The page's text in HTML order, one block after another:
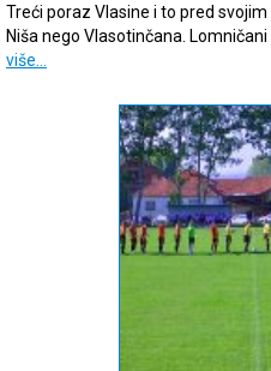
Treći poraz Vlasine i to pred
Niša nego Vlasotinčana.
više…